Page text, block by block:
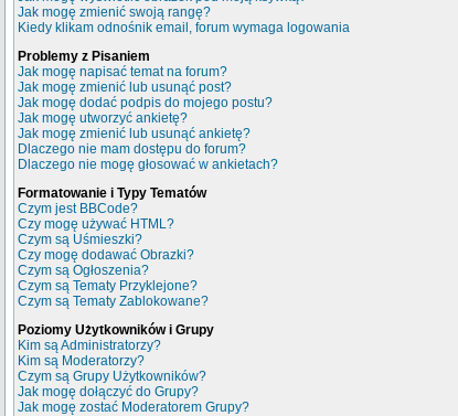
Jak mogę zmienić swoją rangę?
Kiedy klikam odnośnik email, forum wymaga logowania
Problemy z Pisaniem
Jak mogę napisać temat na forum?
Jak mogę zmienić lub usunąć post?
Jak mogę dodać podpis do mojego postu?
Jak mogę utworzyć ankietę?
Jak mogę zmienić lub usunąć ankietę?
Dlaczego nie mam dostępu do forum?
Dlaczego nie mogę głosować w ankietach?
Formatowanie i Typy Tematów
Czym jest BBCode?
Czy mogę używać HTML?
Czym są Uśmieszki?
Czy mogę dodawać Obrazki?
Czym są Ogłoszenia?
Czym są Tematy Przyklejone?
Czym są Tematy Zablokowane?
Poziomy Użytkowników i Grupy
Kim są Administratorzy?
Kim są Moderatorzy?
Czym są Grupy Użytkowników?
Jak mogę dołączyć do Grupy?
Jak mogę zostać Moderatorem Grupy?